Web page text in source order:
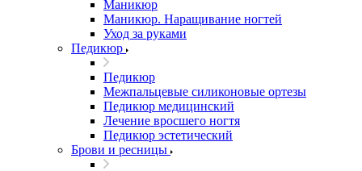
Маникюр
Маникюр. Наращивание ногтей
Уход за руками
Педикюр
Педикюр
Межпальцевые силиконовые ортезы
Педикюр медицинский
Лечение вросшего ногтя
Педикюр эстетический
Брови и ресницы